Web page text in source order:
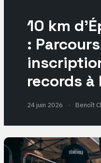
Développement
Lifestyle
10 km
:
records à
24 juin 2026 · Benoît